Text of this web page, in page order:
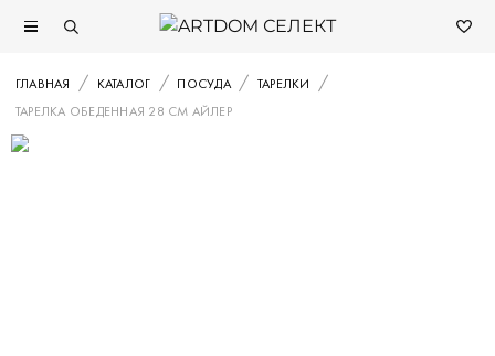
ГЛАВНАЯ КАТАЛОГ ПОСУДА
ТАРЕЛКИ
ТАРЕЛКА ОБЕДЕННАЯ 28 СМ АЙЛЕР